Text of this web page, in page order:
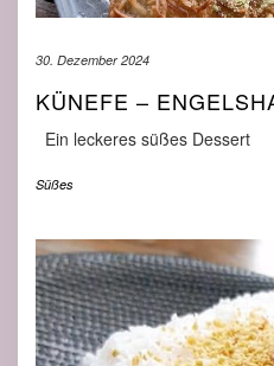
30. Dezember 2024
KÜNEFE –
Ein leckeres süßes Dessert
Süßes